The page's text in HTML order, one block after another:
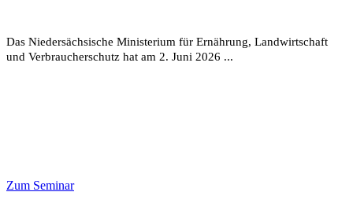
Das Niedersächsische Ministerium für Ernährung, Landwirtschaft
und Verbraucherschutz hat am 2. Juni 2026 ...
Zum Seminar